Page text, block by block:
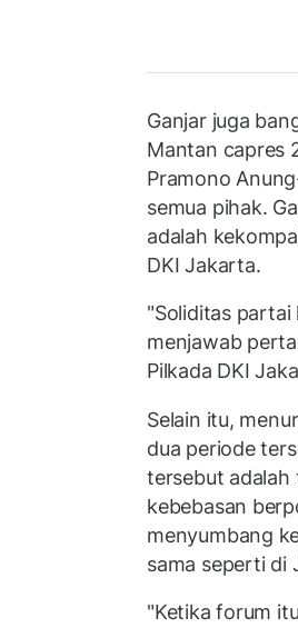
Ganjar juga
Mantan capres
Pramono
semua pihak.
adalah
DKI Jakarta.
"Soliditas partai
menjawab
Pilkada DKI
Selain itu,
dua periode
tersebut adalah
kebebasan
menyumbang
sama seperti di
"Ketika forum